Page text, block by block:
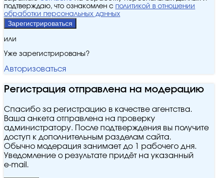
подтверждаю, что ознакомлен с политикой в отношении
обработки персональных данных
Зарегистрироваться
или
Уже зарегистрированы?
Авторизоваться
Регистрация отправлена на модерацию
Спасибо за регистрацию в качестве агентства.
Ваша анкета отправлена на проверку
администратору. После подтверждения вы получите
доступ к дополнительным разделам сайта.
Обычно модерация занимает до 1 рабочего дня.
Уведомление о результате придёт на указанный
e‑mail.